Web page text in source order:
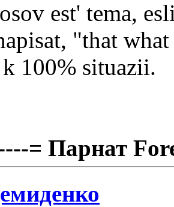
est' tema,
"that
100% situazii.
= Парнат